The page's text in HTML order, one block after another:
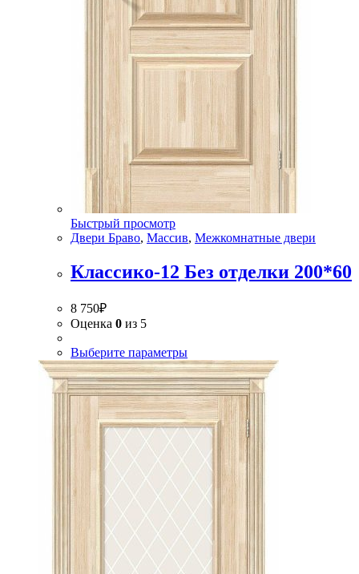
Быстрый просмотр
Двери Браво, Массив, Межкомнатные двери
Классико-12 Без отделки 200*60
8 750₽
Оценка 0 из 5
Выберите параметры